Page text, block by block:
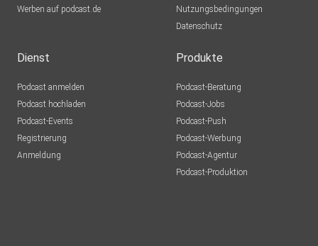
Werben auf podcast.de
Nutzungsbedingungen
Datenschutz
Dienst
Podcast anmelden
Podcast hochladen
Podcast-Events
Registrierung
Anmeldung
Produkte
Podcast-Beratung
Podcast-Jobs
Podcast-Push
Podcast-Werbung
Podcast-Agentur
Podcast-Produktion